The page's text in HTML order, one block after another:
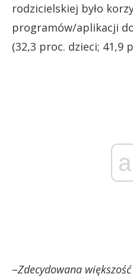
rodzicielskiej było
programów/aplikacji
(32,3 proc. dzieci; 41,9
–Zdecydowana